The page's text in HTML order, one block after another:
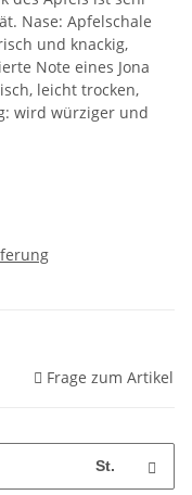
Nase: Apfelschale
und knackig,
Note eines Jona
leicht trocken,
wird würziger und
Frage zum Artikel
St.